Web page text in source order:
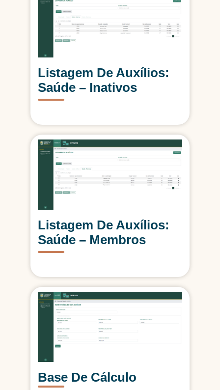
Listagem De Auxílios:
Saúde – Inativos
Listagem De Auxílios:
Saúde – Membros
Base De Cálculo